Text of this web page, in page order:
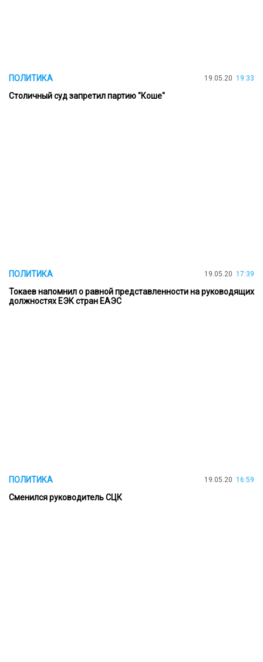
ПОЛИТИКА 19.05.20 19:33
Столичный суд запретил партию "Коше"
ПОЛИТИКА 19.05.20 17:39
Токаев напомнил о равной представленности на руководящих
должностях ЕЭК стран ЕАЭС
ПОЛИТИКА 19.05.20 16:59
Сменился руководитель СЦК